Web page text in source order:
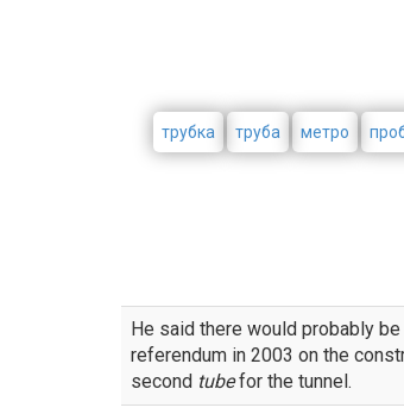
трубка труба метро
He said there would probably be
referendum in 2003 on the
second tubefor the tunnel.